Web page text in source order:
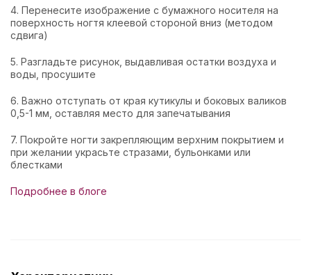
4. Перенесите изображение с бумажного носителя на
поверхность ногтя клеевой стороной вниз (методом
сдвига)
5. Разгладьте рисунок, выдавливая остатки воздуха и
воды, просушите
6. Важно отступать от края кутикулы и боковых валиков
0,5-1 мм, оставляя место для запечатывания
7. Покройте ногти закрепляющим верхним покрытием и
при желании украсьте стразами, бульонками или
блестками
Подробнее в блоге